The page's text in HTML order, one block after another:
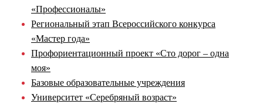
«Профессионалы»
Региональный этап Всероссийского конкурса
«Мастер года»
Профориентационный проект «Сто дорог – одна
моя»
Базовые образовательные учреждения
Университет «Серебряный возраст»